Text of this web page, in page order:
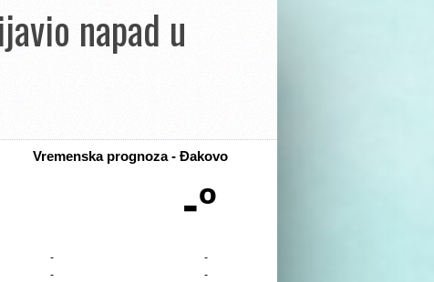
napad u
Vremenska prognoza - Đakovo
-º
-
-
-
-